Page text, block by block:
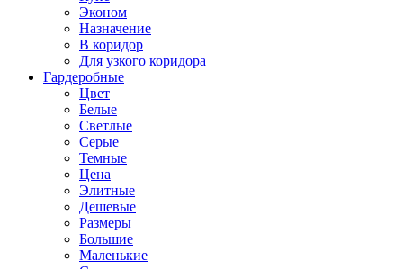
Эконом
Назначение
В коридор
Для узкого коридора
Гардеробные
Цвет
Белые
Светлые
Серые
Темные
Цена
Элитные
Дешевые
Размеры
Большие
Маленькие